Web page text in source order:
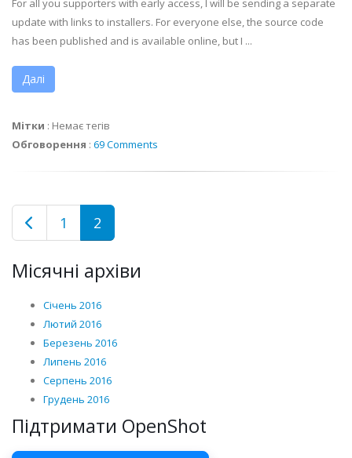
update with links to installers. For everyone else, the source code
has been published and is available online, but I ...
Далі
Мітки : Немає тегів
Обговорення : 69 Comments
1 2
Місячні архіви
Січень 2016
Лютий 2016
Березень 2016
Липень 2016
Серпень 2016
Грудень 2016
Підтримати OpenShot